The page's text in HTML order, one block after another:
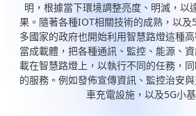
明，根據當下環境調整亮度、明滅，以
果。隨著各種IOT相關技術的成熟，以及
多國家的政府也開始利用智慧路燈這種
當成載體，把各種通訊、監控、能源、
載在智慧路燈上，以執行不同的任務，
的服務。例如發佈宣傳資訊、監控治安
車充電設施，以及5G小